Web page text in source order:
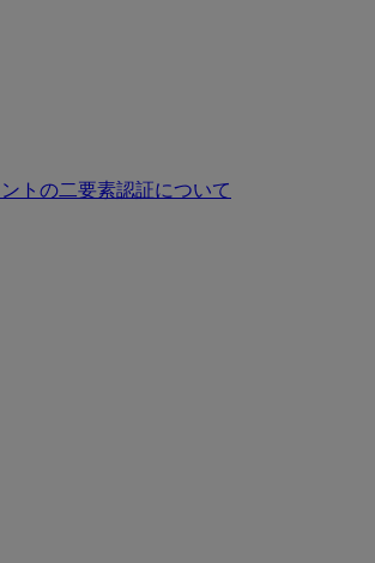
トの二要素認証について